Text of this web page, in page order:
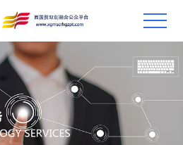
首页
政策
科技